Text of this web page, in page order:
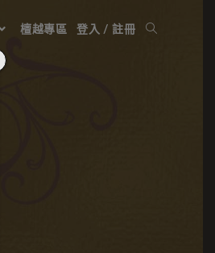
檀越專區 登入 / 註冊